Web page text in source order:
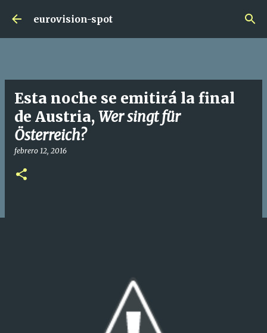
Ir al contenido principal
eurovision-spot
Esta noche se emitirá la final
de Austria,Wer singt für
Österreich?
febrero 12, 2016